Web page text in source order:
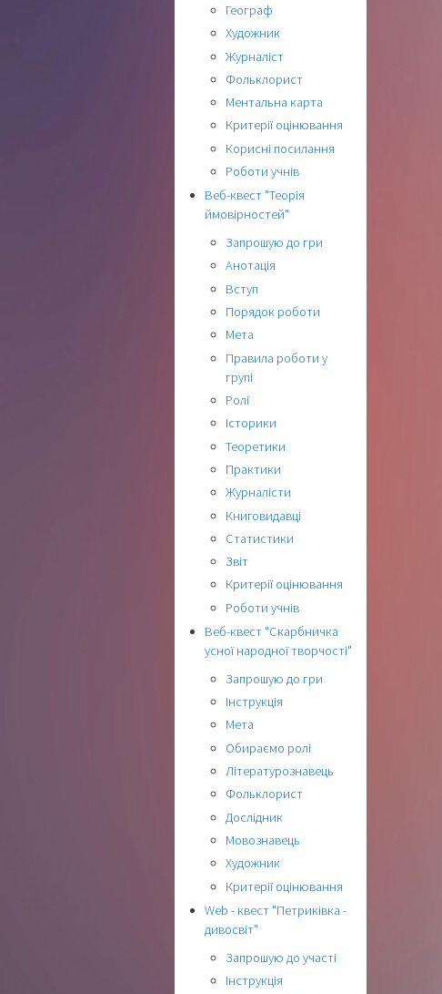
Географ
Художник
Журналіст
Фольклорист
Ментальна карта
Критерії оцінювання
Корисні посилання
Роботи учнів
Веб-квест "Теорія
ймовірностей"
Запрошую до гри
Анотація
Вступ
Порядок роботи
Мета
Правила роботи у
групі
Ролі
Історики
Теоретики
Практики
Журналісти
Книговидавці
Статистики
Звіт
Критерії оцінювання
Роботи учнів
Веб-квест "Скарбничка
усної народної творчості"
Запрошую до гри
Інструкція
Мета
Обираємо ролі
Літературознавець
Фольклорист
Дослідник
Мовознавець
Художник
Критерії оцінювання
Web - квест "Петриківка -
дивосвіт"
Запрошую до участі
Інструкція